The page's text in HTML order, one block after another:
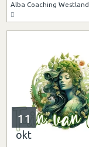
Alba Coaching Westland
11
okt